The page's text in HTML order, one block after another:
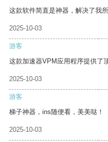
这款软件简直是神器，解决了我所
2025-10-03
游客
这款加速器VPM应用程序提供了
2025-10-03
游客
梯子神器，ins随便看，美美哒！
2025-10-03